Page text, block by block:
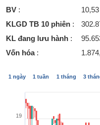
BV :
10,53
KLGD TB 10 phiên :
KL đang lưu hành :
Vốn hóa:
1 ngày 1 tuần 1 tháng 3
19